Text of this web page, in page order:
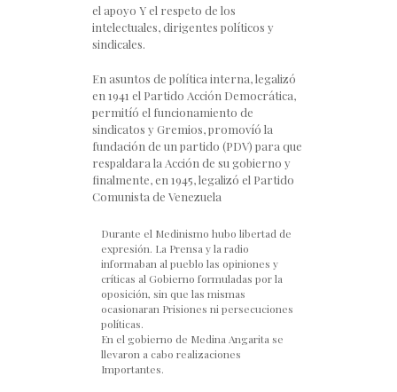
el apoyo Y el respeto de los
intelectuales, dirigentes políticos y
sindicales.
En asuntos de política interna, legalizó
en 1941 el Partido Acción Democrática,
permitíó el funcionamiento de
sindicatos y Gremios, promovíó la
fundación de un partido (PDV) para que
respaldara la Acción de su gobierno y
finalmente, en 1945, legalizó el Partido
Comunista de Venezuela
Durante el Medinismo hubo libertad de
expresión. La Prensa y la radio
informaban al pueblo las opiniones y
críticas al Gobierno formuladas por la
oposición, sin que las mismas
ocasionaran Prisiones ni persecuciones
políticas.
En el gobierno de Medina Angarita se
llevaron a cabo realizaciones
Importantes.